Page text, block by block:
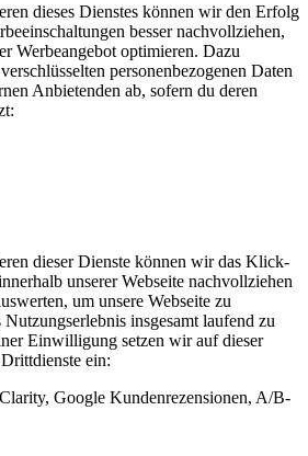
dieses Dienstes können wir den Erfolg
besser nachvollziehen,
Werbeangebot optimieren. Dazu
personenbezogenen Daten
Anbietenden ab, sofern du deren
dieser Dienste können wir das Klick-
unserer Webseite nachvollziehen
um unsere Webseite zu
insgesamt laufend zu
Einwilligung setzen wir auf dieser
ein:
Google Kundenrezensionen, A/B-